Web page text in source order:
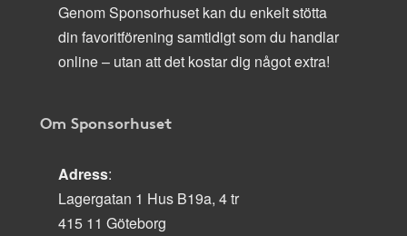
Genom Sponsorhuset kan du enkelt stötta
din favoritförening samtidigt som du handlar
online – utan att det kostar dig något extra!
Om Sponsorhuset
Adress:
Lagergatan 1 Hus B19a, 4 tr
415 11 Göteborg